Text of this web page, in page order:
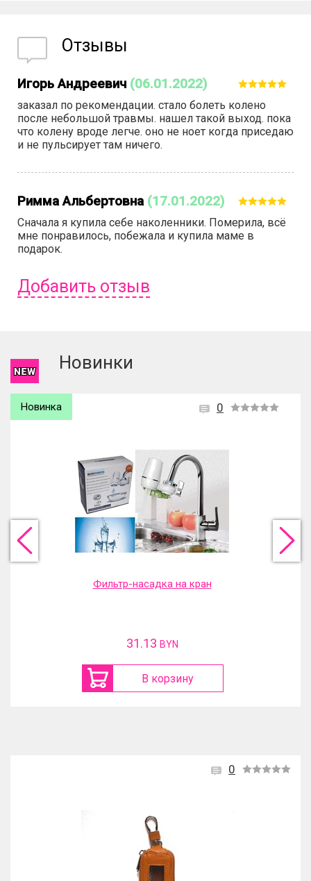
Отзывы
Игорь Андреевич (06.01.2022)
заказал по рекомендации. стало болеть колено
после небольшой травмы. нашел такой выход. пока
что колену вроде легче. оно не ноет когда приседаю
и не пульсирует там ничего.
Римма Альбертовна (17.01.2022)
Сначала я купила себе наколенники. Померила, всё
мне понравилось, побежала и купила маме в
подарок.
Добавить отзыв
Новинки
0
Новинка
Фильтр-насадка на кран
31.13 BYN
В корзину
0